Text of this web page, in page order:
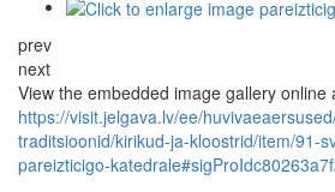
prev
next
View the embedded image gallery online
https://visit.jelgava.lv/ee/
traditsioonid/kirikud-ja-kloostrid/item/91-
pareizticigo-